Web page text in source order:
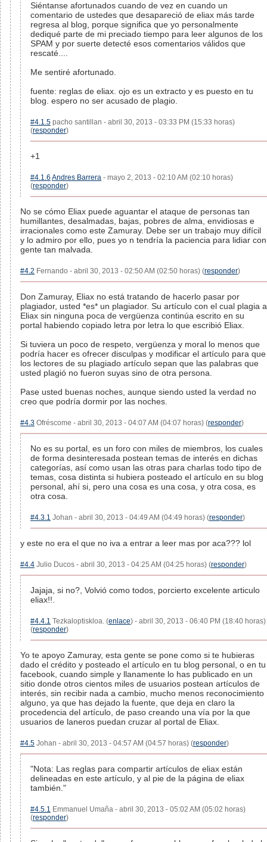
Siéntanse afortunados cuando de vez en cuando un
comentario de ustedes que desapareció de eliax más tarde
regresa al blog, porque significa que yo personalmente
dediqué parte de mi preciado tiempo para leer algunos de los
SPAM y por suerte detecté esos comentarios válidos que
rescaté....
Me sentiré afortunado.
fuente: reglas de eliax. ojo es un extracto y es puesto en tu
blog. espero no ser acusado de plagio.
#4.1.5 pacho santillan - abril 30, 2013 - 03:33 PM (15:33 horas)
(responder)
+1
#4.1.6 Andres Barrera - mayo 2, 2013 - 02:10 AM (02:10 horas)
(responder)
No se cómo Eliax puede aguantar el ataque de personas tan
humillantes, desalmadas, bajas, pobres de alma, envidiosas e
irracionales como este Zamuray. Debe ser un trabajo muy difícil
y lo admiro por ello, pues yo n tendría la paciencia para lidiar con
gente tan malvada.
#4.2 Fernando - abril 30, 2013 - 02:50 AM (02:50 horas) (responder)
Don Zamuray, Eliax no está tratando de hacerlo pasar por
plagiador, usted *es* un plagiador. Su artículo con el cual plagia a
Eliax sin ninguna poca de vergüenza continúa escrito en su
portal habiendo copiado letra por letra lo que escribió Eliax.
Si tuviera un poco de respeto, vergüenza y moral lo menos que
podría hacer es ofrecer disculpas y modificar el artículo para que
los lectores de su plagiado artículo sepan que las palabras que
usted plagió no fueron suyas sino de otra persona.
Pase usted buenas noches, aunque siendo usted la verdad no
creo que podría dormir por las noches.
#4.3 Ofréscome - abril 30, 2013 - 04:07 AM (04:07 horas) (responder)
No es su portal, es un foro con miles de miembros, los cuales
de forma desinteresada postean temas de interés en dichas
categorías, así como usan las otras para charlas todo tipo de
temas, cosa distinta si hubiera posteado el artículo en su blog
personal, ahí si, pero una cosa es una cosa, y otra cosa, es
otra cosa.
#4.3.1 Johan - abril 30, 2013 - 04:49 AM (04:49 horas) (responder)
y este no era el que no iva a entrar a leer mas por aca??? lol
#4.4 Julio Ducos - abril 30, 2013 - 04:25 AM (04:25 horas) (responder)
Jajaja, si no?, Volvió como todos, porcierto excelente articulo
eliax!!.
#4.4.1 Tezkaloptiskloa. (enlace) - abril 30, 2013 - 06:40 PM (18:40 horas)
(responder)
Yo te apoyo Zamuray, esta gente se pone como si te hubieras
dado el crédito y posteado el artículo en tu blog personal, o en tu
facebook, cuando simple y llanamente lo has publicado en un
sitio donde otros cientos miles de usuarios postean artículos de
interés, sin recibir nada a cambio, mucho menos reconocimiento
alguno, ya que has dejado la fuente, que deja en claro la
procedencia del artículo, de paso creando una vía por la que
usuarios de laneros puedan cruzar al portal de Eliax.
#4.5 Johan - abril 30, 2013 - 04:57 AM (04:57 horas) (responder)
"Nota: Las reglas para compartir artículos de eliax están
delineadas en este artículo, y al pie de la página de eliax
también."
#4.5.1 Emmanuel Umaña - abril 30, 2013 - 05:02 AM (05:02 horas)
(responder)